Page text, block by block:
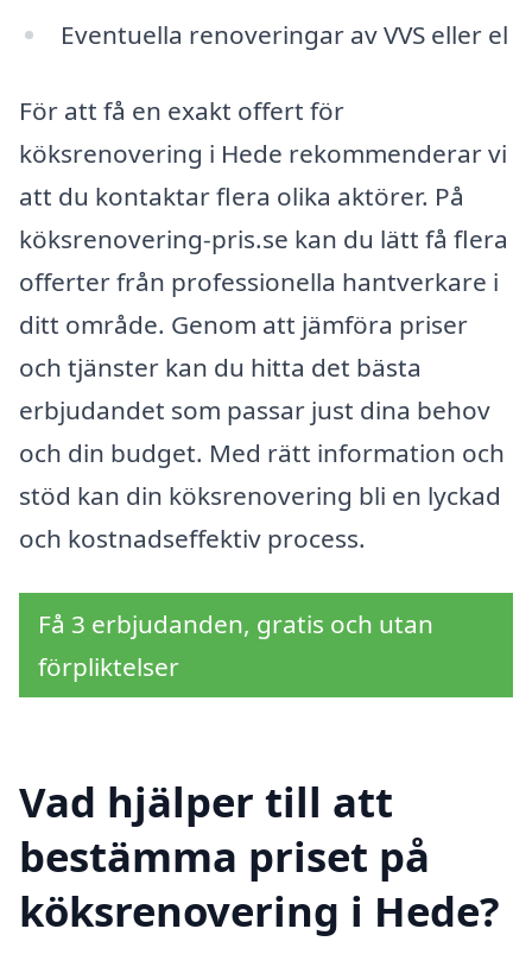
Eventuella renoveringar av VVS eller el
För att få en exakt offert för
köksrenovering i Hede rekommenderar vi
att du kontaktar flera olika aktörer. På
köksrenovering-pris.se kan du lätt få flera
offerter från professionella hantverkare i
ditt område. Genom att jämföra priser
och tjänster kan du hitta det bästa
erbjudandet som passar just dina behov
och din budget. Med rätt information och
stöd kan din köksrenovering bli en lyckad
och kostnadseffektiv process.
Få 3 erbjudanden, gratis och utan
förpliktelser
Vad hjälper till att
bestämma priset på
köksrenovering i Hede?